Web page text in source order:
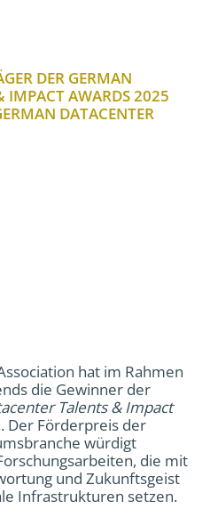
DER GERMAN
IMPACT AWARDS 2025
DATACENTER
hat im Rahmen
die Gewinner der
Talents & Impact
Der Förderpreis der
würdigt
die mit
und Zukunftsgeist
Infrastrukturen setzen.